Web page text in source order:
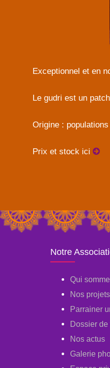
Exceptionnel et en
Le gudri est un
Origine :
Prix et stock ici
Notre
Qui
Nos
Parrainer
Dossier
Nos actus
Galerie